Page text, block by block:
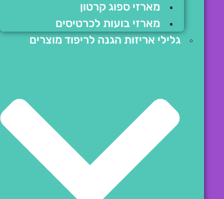
מארזי ספוג קרטון
מארזי בועות לכרטיסים
גלילי אריזות הגנה לריפוד מוצרים